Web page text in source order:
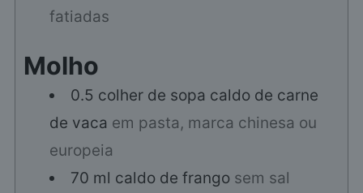
fatiadas
Molho
0.5 colher de sopa caldo de carne
de vaca em pasta, marca chinesa ou
europeia
70 ml caldo de frango sem sal